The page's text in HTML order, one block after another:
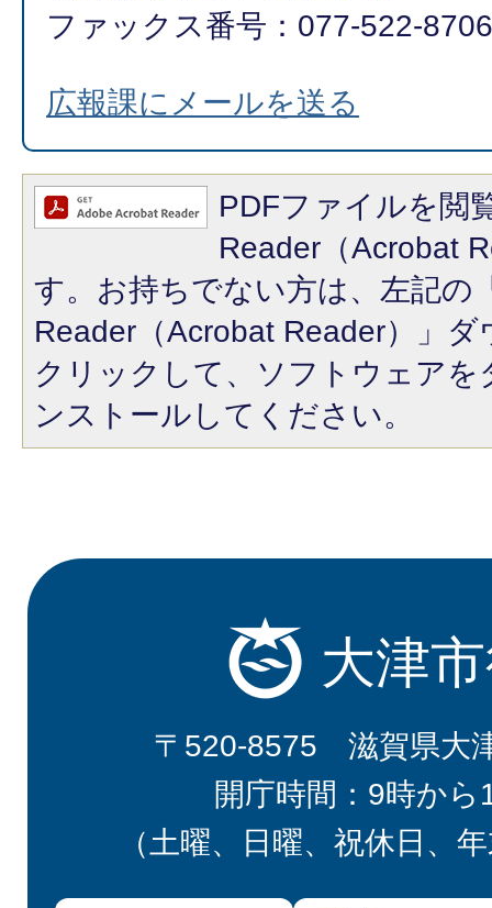
ファックス番号：077-522-8706
広報課にメールを送る
PDFファイルを閲
Reader（Acrobat
す。お持ちでない方は、左記の
Reader（Acrobat Reader）」
クリックして、ソフトウェア
ンストールしてください。
大津
〒520-8575 滋賀県大
開庁時間：9時から
（土曜、日曜、祝休日、